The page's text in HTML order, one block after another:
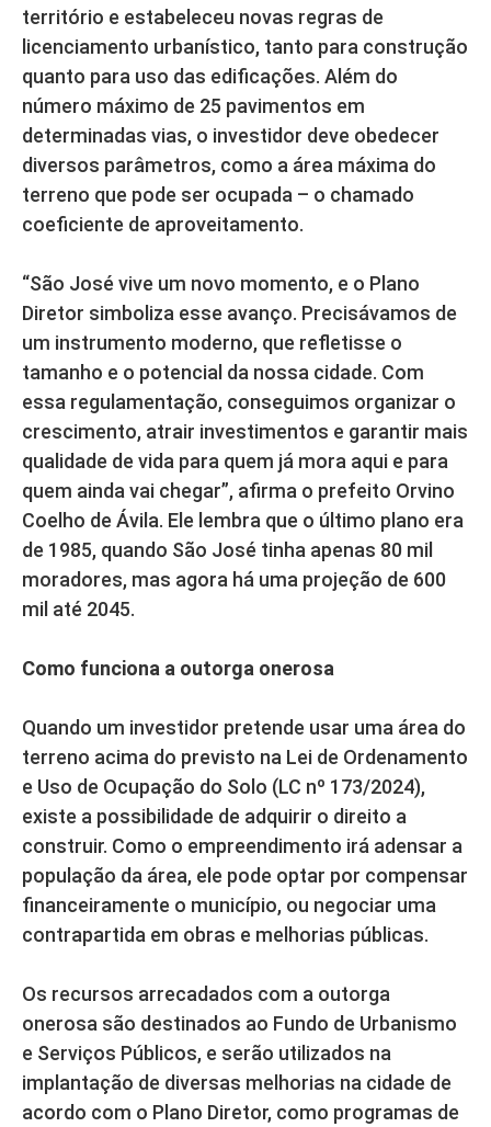
território e estabeleceu novas regras de
licenciamento urbanístico, tanto para construção
quanto para uso das edificações. Além do
número máximo de 25 pavimentos em
determinadas vias, o investidor deve obedecer
diversos parâmetros, como a área máxima do
terreno que pode ser ocupada – o chamado
coeficiente de aproveitamento.
“São José vive um novo momento, e o Plano
Diretor simboliza esse avanço. Precisávamos de
um instrumento moderno, que refletisse o
tamanho e o potencial da nossa cidade. Com
essa regulamentação, conseguimos organizar o
crescimento, atrair investimentos e garantir mais
qualidade de vida para quem já mora aqui e para
quem ainda vai chegar”, afirma o prefeito Orvino
Coelho de Ávila. Ele lembra que o último plano era
de 1985, quando São José tinha apenas 80 mil
moradores, mas agora há uma projeção de 600
mil até 2045.
Como funciona a outorga onerosa
Quando um investidor pretende usar uma área do
terreno acima do previsto na Lei de Ordenamento
e Uso de Ocupação do Solo (LC nº 173/2024),
existe a possibilidade de adquirir o direito a
construir. Como o empreendimento irá adensar a
população da área, ele pode optar por compensar
financeiramente o município, ou negociar uma
contrapartida em obras e melhorias públicas.
Os recursos arrecadados com a outorga
onerosa são destinados ao Fundo de Urbanismo
e Serviços Públicos, e serão utilizados na
implantação de diversas melhorias na cidade de
acordo com o Plano Diretor, como programas de